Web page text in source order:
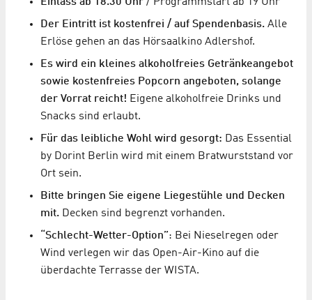
Der Eintritt ist kostenfrei / auf Spendenbasis. Alle
Erlöse gehen an das Hörsaalkino Adlershof.
Es wird ein kleines alkoholfreies Getränkeangebot
sowie kostenfreies Popcorn angeboten, solange
der Vorrat reicht! Eigene alkoholfreie Drinks und
Snacks sind erlaubt.
Für das leibliche Wohl wird gesorgt: Das Essential
by Dorint Berlin wird mit einem Bratwurststand vor
Ort sein.
Bitte bringen Sie eigene Liegestühle und Decken
mit. Decken sind begrenzt vorhanden.
“Schlecht-Wetter-Option”: Bei Nieselregen oder
Wind verlegen wir das Open-Air-Kino auf die
überdachte Terrasse der WISTA.